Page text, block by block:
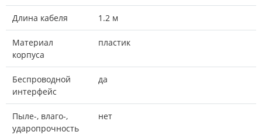
Длина кабеля 1.2 м
Материал
корпуса
пластик
Беспроводной
интерфейс
да
Пыле-, влаго-,
ударопрочность
нет